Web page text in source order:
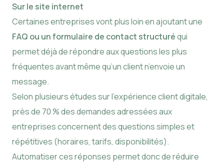
Sur le site internet
Certaines entreprises vont plus loin en ajoutant une
FAQ ou un formulaire de contact structuréqui
permet déjà de répondre aux questions les plus
fréquentes avant même qu’un client n’envoie un
message.
Selon plusieurs études sur l’expérience client digitale,
près de 70 % des demandes adressées aux
entreprises concernent des questions simples et
répétitives (horaires, tarifs, disponibilités).
Automatiser ces réponses permet donc de réduire